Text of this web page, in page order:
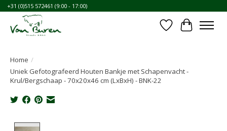
+31 (0)515 572461 (9:00 - 17:00)
Verlanglijst
Home /
Uniek Gefotografeerd Houten Bankje met Schapenvacht -
Krul/Bergschaap - 70x20x46 cm (LxBxH) - BNK-22